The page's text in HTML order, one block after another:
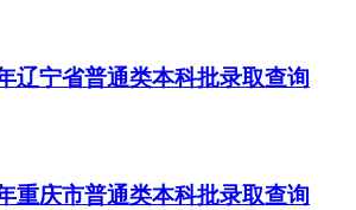
辽宁省普通类本科批录取查询
重庆市普通类本科批录取查询